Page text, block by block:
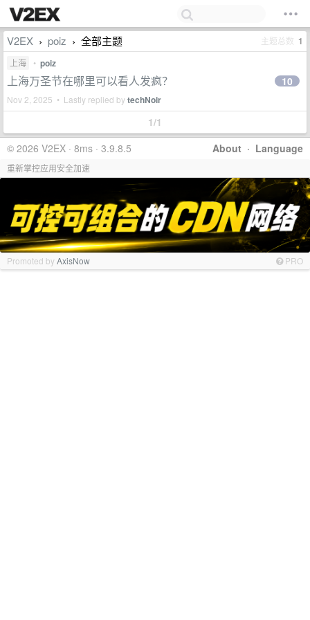
V2EX › poiz › 全部主题 主题总数 1
上海 • poiz
上海万圣节在哪里可以看人发疯？
Nov 2, 2025 • Lastly replied bytechNoir
10
1/1
About · Language
© 2026 V2EX · 8ms · 3.9.8.5
重新掌控应用安全加速
Promoted byAxisNow PRO